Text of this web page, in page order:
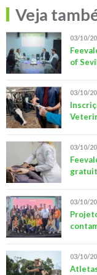
Veja
03/10/
of
03/10/
03/10/
03/10/
03/10/